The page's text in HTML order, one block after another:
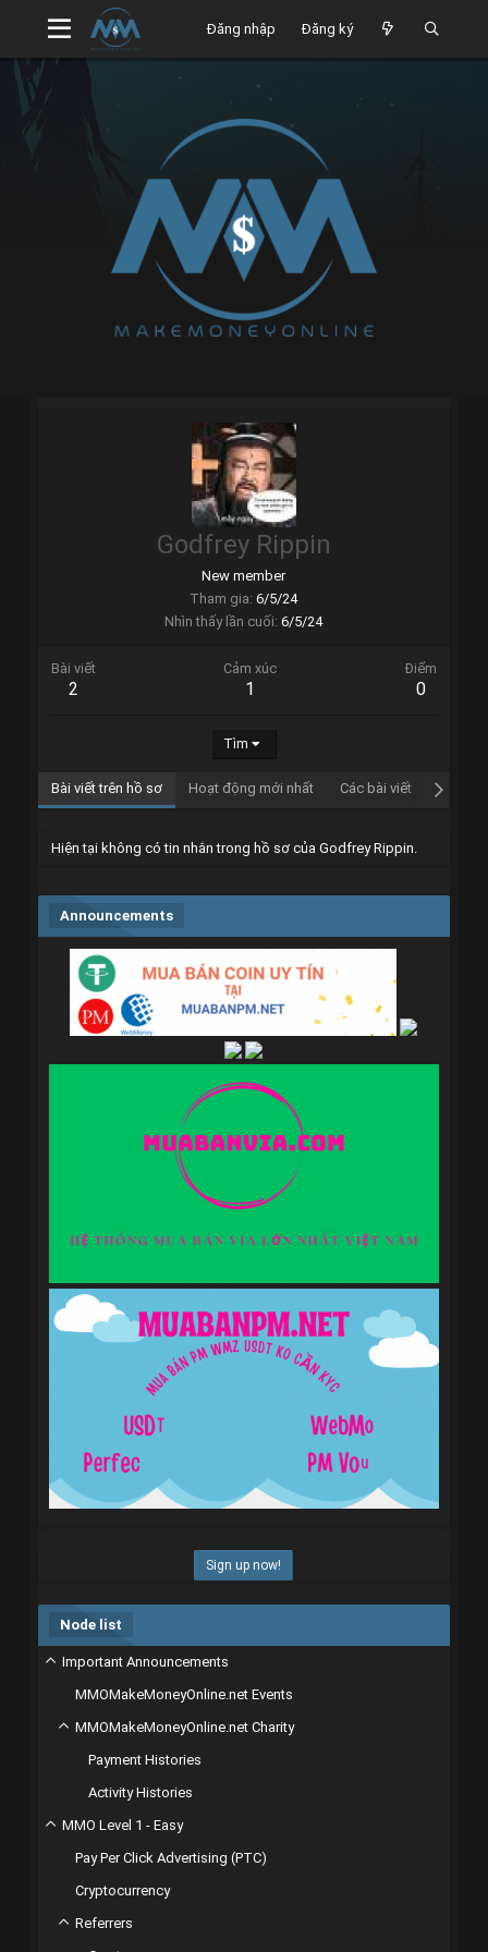
Đăng nhập Đăng ký
Godfrey Rippin
New member
Tham gia 6/5/24
Nhìn thấy lần cuối 6/5/24
Bài viết
2
Cảm xúc
1
Điểm
0
Tìm
Bài viết trên hồ sơ Hoạt động mới nhất Các bài viết Giới
Hiện tại không có tin nhắn trong hồ sơ của Godfrey Rippin.
Announcements
Sign up now!
Node list
Important Announcements
MMOMakeMoneyOnline.net Events
MMOMakeMoneyOnline.net Charity
Payment Histories
Activity Histories
MMO Level 1 - Easy
Pay Per Click Advertising (PTC)
Cryptocurrency
Referrers